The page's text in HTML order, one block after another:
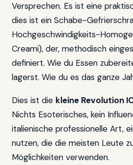
Versprechen. Es ist eine
dies ist ein Schabe-
Hochgeschwindigkeits-
Creami), der, methodisch
definiert. Wie du Essen
lagerst. Wie du es das ganze
Dies ist die kleine Revolution
Nichts Esoterisches, kein
italienische professionelle Art,
nutzen, die die meisten Leute
Möglichkeiten verwenden.